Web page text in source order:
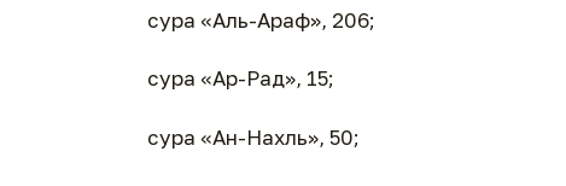
сура «Аль-Араф», 206;
сура «Ар-Рад», 15;
сура «Ан-Нахль», 50;